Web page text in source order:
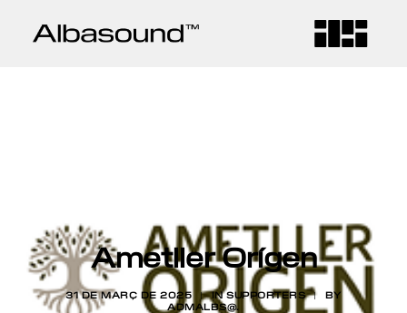
SERVEIS
CONTACTE
Ametller Orígen
31 DE MARÇ DE 2025 | INSUPPORTERS |
BY
ADMALBS@.